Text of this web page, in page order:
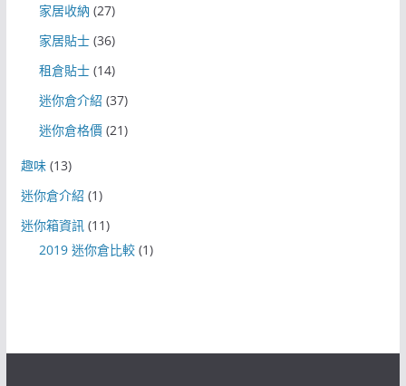
家居收納 (27)
家居貼士(36)
租倉貼士(14)
迷你倉介紹 (37)
迷你倉格價(21)
趣味(13)
迷你倉介紹 (1)
迷你箱資訊 (11)
2019 迷你倉比較(1)